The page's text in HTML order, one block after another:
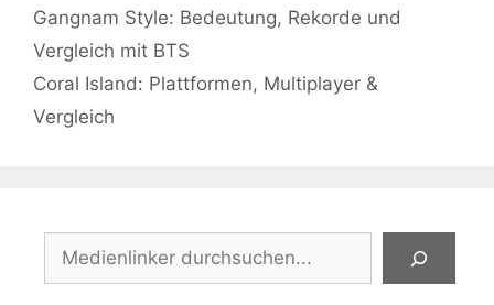
Gangnam Style: Bedeutung, Rekorde und
Vergleich mit BTS
Coral Island: Plattformen, Multiplayer &
Vergleich
Suchen